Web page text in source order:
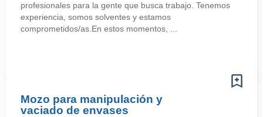
profesionales para la gente que busca trabajo. Tenemos
experiencia, somos solventes y estamos
comprometidos/as.En estos momentos, ...
Mozo para manipulación y
vaciado de envases